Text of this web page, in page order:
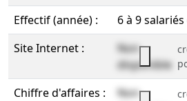
Effectif (année) :
6 à 9 salariés
Site Internet :
Non
disponible
Chiffre d'affaires :
Non